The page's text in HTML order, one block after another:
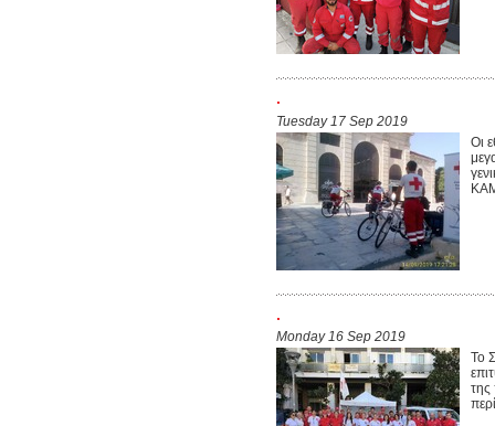
.
Tuesday 17 Sep 2019
Οι
.
Monday 16 Sep 2019
Το
της